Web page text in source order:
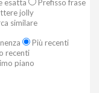
esatta
Prefisso frase
jolly
similare
Più recenti
recenti
piano